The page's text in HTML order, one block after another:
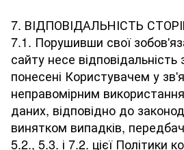
7. ВІДПОВІДАЛЬНІСТЬ
7.1. Порушивши свої
сайту несе
понесені Користувачем у
неправомірним
даних, відповідно до
винятком випадків,
5.2., 5.3. і 7.2. цієї Політики